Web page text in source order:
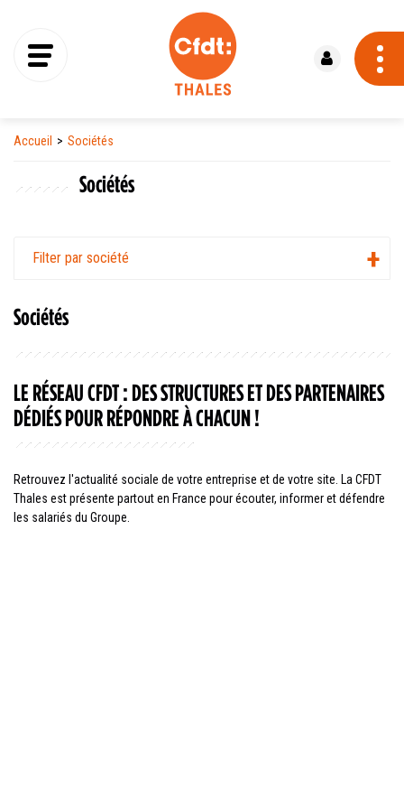
Accueil Sociétés
Sociétés
Filter par société
Sociétés
LE RÉSEAU CFDT : DES STRUCTURES ET DES PARTENAIRES
DÉDIÉS POUR RÉPONDRE À CHACUN !
Retrouvez l'actualité sociale de votre entreprise et de votre site. La CFDT
Thales est présente partout en France pour écouter, informer et défendre
les salariés du Groupe.